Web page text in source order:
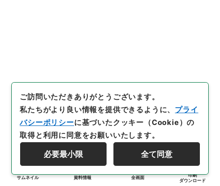
サムネイル 資料情報 全画面
印刷
ダウンロード
ご訪問いただきありがとうございます。
私たちがより良い情報を提供できるように、 プライ
バシーポリシーに基づいたクッキー（Cookie）の
取得と利用に同意をお願いいたします。
必要最小限 全て同意